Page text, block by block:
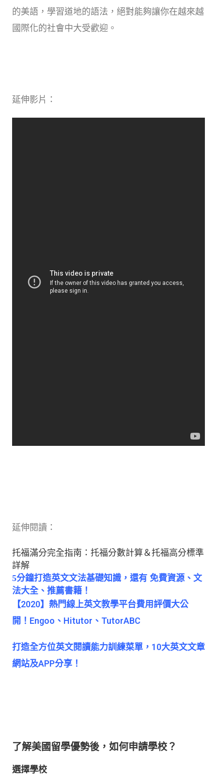
的美語，學習道地的語法，絕對能夠讓你在越來越
國際化的社會中大受歡迎。
延伸影片：
延伸閱讀：
托福滿分完全指南：托福分數計算＆托福高分標準
詳解
5分鐘打造英文文法基礎知識，還有 免費資源、文
法大全、推薦書籍！
【2020】熱門線上英文教學平台費用評價大公
開！Engoo、Hitutor、TutorABC
打造全方位英文閱讀能力訓練菜單，10大英文文章
網站及APP分享！
了解美國留學優勢後，如何申請學校？
選擇學校